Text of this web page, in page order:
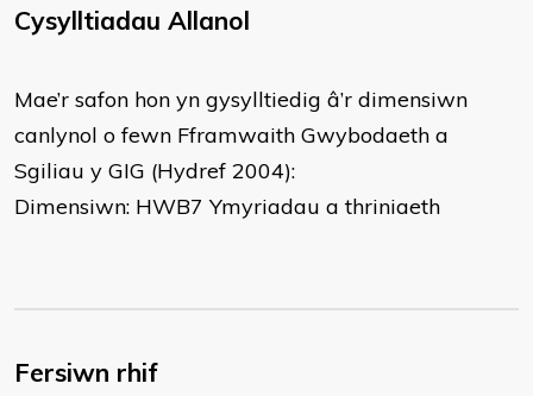
Cysylltiadau Allanol
Mae’r safon hon yn gysylltiedig â’r dimensiwn
canlynol o fewn Fframwaith Gwybodaeth a
Sgiliau y GIG (Hydref 2004):
Dimensiwn: HWB7 Ymyriadau a thriniaeth
Fersiwn rhif